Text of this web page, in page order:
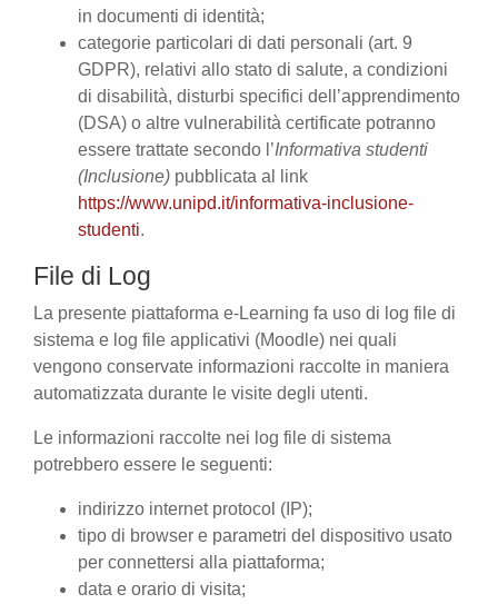
in documenti di identità;
categorie particolari di dati personali (art. 9
GDPR), relativi allo stato di salute, a condizioni
di disabilità, disturbi specifici dell’apprendimento
(DSA) o altre vulnerabilità certificate potranno
essere trattate secondo l’Informativa studenti
(Inclusione) pubblicata al link
https://www.unipd.it/informativa-inclusione-
studenti.
File di Log
La presente piattaforma e-Learning fa uso di log file di
sistema e log file applicativi (Moodle) nei quali
vengono conservate informazioni raccolte in maniera
automatizzata durante le visite degli utenti.
Le informazioni raccolte nei log file di sistema
potrebbero essere le seguenti:
indirizzo internet protocol (IP);
tipo di browser e parametri del dispositivo usato
per connettersi alla piattaforma;
data e orario di visita;